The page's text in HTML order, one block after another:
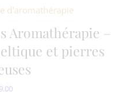
Aromathérapie –
et pierres
9.00